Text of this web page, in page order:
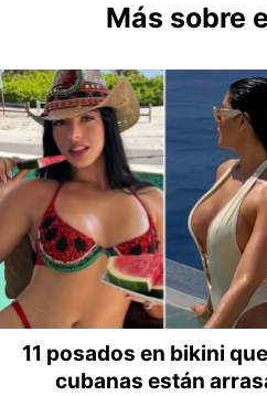
Más sobre
11 posados en bikini
cubanas están